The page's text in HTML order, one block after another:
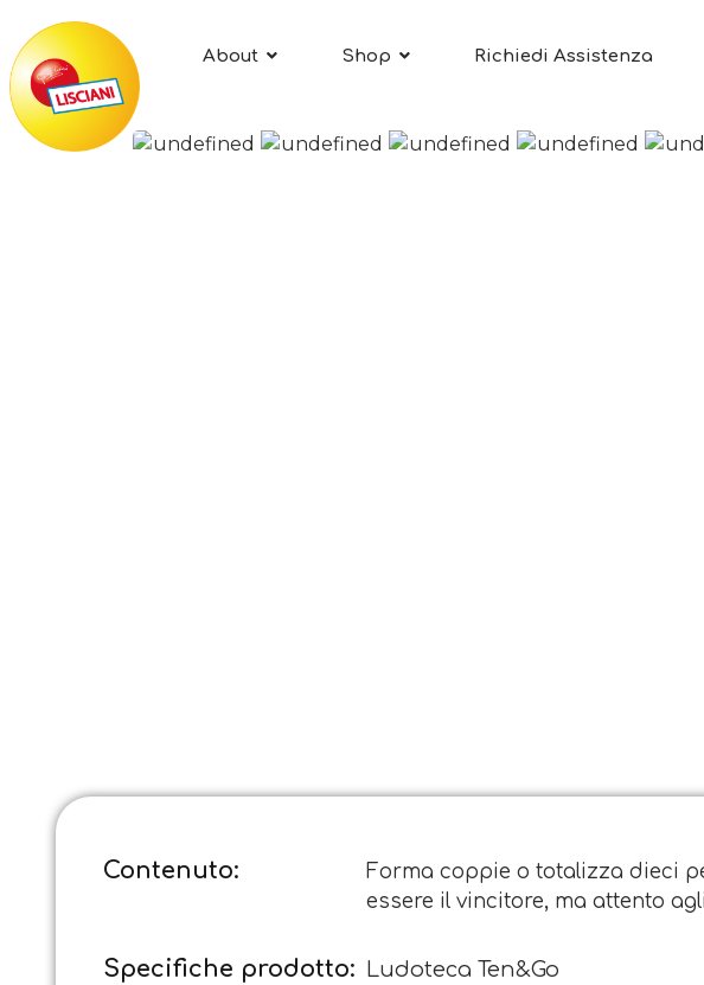
About Shop Richiedi Assistenza
Contenuto:
Forma coppie o totalizza dieci
essere il vincitore, ma attento
Specifiche prodotto: Ludoteca Ten&Go